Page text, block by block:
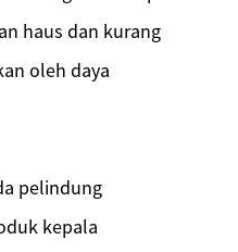
haus dan kurang
oleh daya
pelindung
kepala